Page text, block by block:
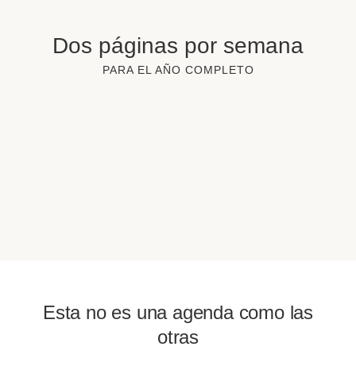
Dos páginas por semana
PARA EL AÑO COMPLETO
Esta no es una agenda como las
otras